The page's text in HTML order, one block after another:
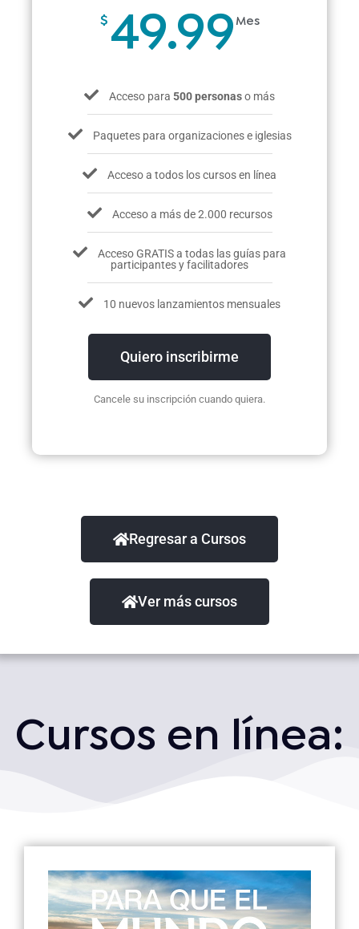
$ 49.99 Mes
Acceso para 500 personaso más
Paquetes para organizaciones e iglesias
Acceso a todos los cursos en línea
Acceso a más de 2.000 recursos
Acceso GRATIS a todas las guías para
participantes y facilitadores
10 nuevos lanzamientos mensuales
Quiero inscribirme
Cancele su inscripción cuando quiera.
Regresar a Cursos
Ver más cursos
Cursos en línea: